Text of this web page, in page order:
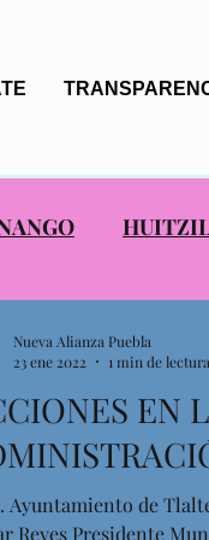
EN
Ayuntamiento de
Reyes Presidente
Nueva Alianza Puebla
23 ene 2022
1 min de lectura